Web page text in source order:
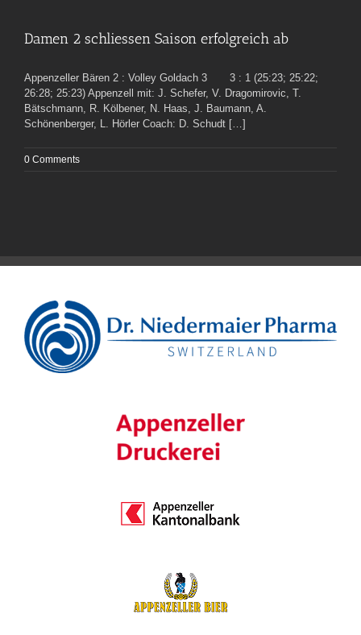
Damen 2 schliessen Saison erfolgreich ab
Appenzeller Bären 2 : Volley Goldach 3 3 : 1 (25:23; 25:22;
26:28; 25:23) Appenzell mit: J. Schefer, V. Dragomirovic, T.
Bätschmann, R. Kölbener, N. Haas, J. Baumann, A.
Schönenberger, L. Hörler Coach: D. Schudt […]
0 Comments